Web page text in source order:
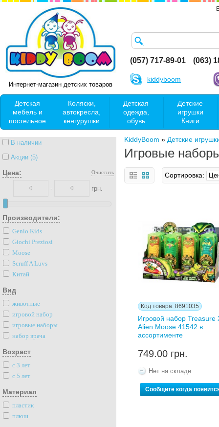
Интернет-магазин детских товаров
(057) 717-89-01 (063)
kiddyboom
Детская
мебель и
постельное
Коляски,
автокресла,
кенгурушки
Детская
одежда,
обувь
Детские
игрушки
Книги
В наличии
Акции (5)
Очистить
Цена:
- грн.
Производители:
Genio Kids
Giochi Preziosi
Moose
Scruff A Luvs
Китай
Вид
животные
игровой набор
игровые наборы
набор врача
Возраст
с 3 лет
с 5 лет
Материал
пластик
плюш
KiddyBoom » Детские
Игровые
Сортировка:
Код товара: 8691035
Игровой набор Treasure
Alien Moose 41542 в
ассортименте
749.00 грн.
Нет на складе
Сообщите когда